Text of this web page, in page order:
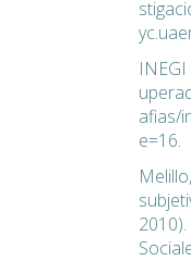
afias/
e=16.